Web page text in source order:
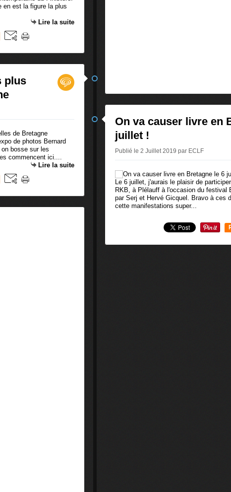
en est la figure la plus
Lire la suite
plus
de photos Bernard
bosse sur les
commencent ici....
Lire la suite
On va causer livre en
juillet !
Publié le 2 Juillet 2019 par ECLF
Le 6 juillet, j'aurais le plaisir de
RKB, à Plélauff à l'occasion du festival
par Serj et Hervé Gicquel. Bravo à ces
cette manifestations super...